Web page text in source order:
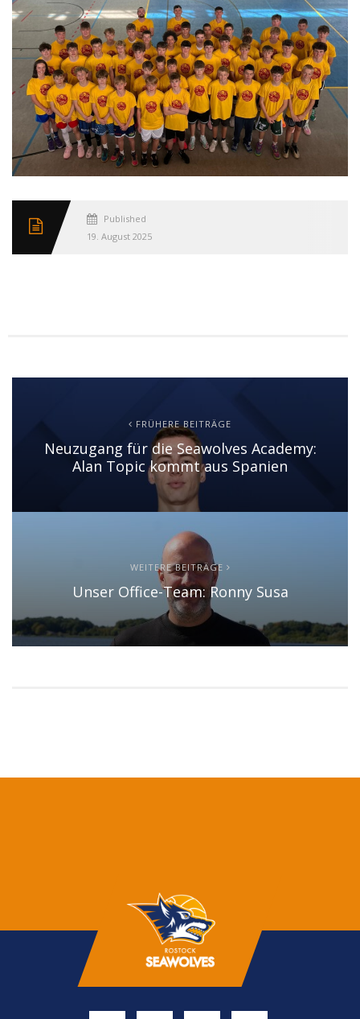
Published
19. August 2025
FRÜHERE BEITRÄGE
Neuzugang für die Seawolves Academy:
Alan Topic kommt aus Spanien
WEITERE BEITRÄGE
Unser Office-Team: Ronny Susa